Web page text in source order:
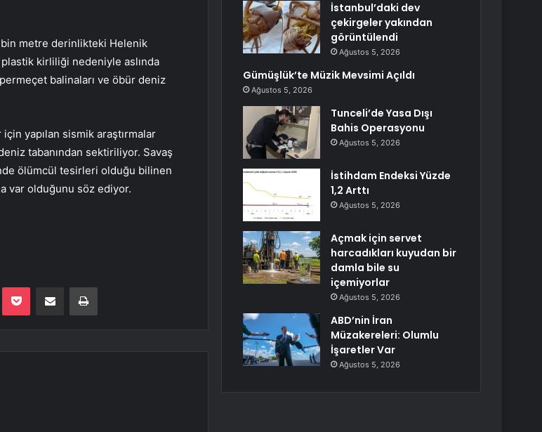
bin metre derinlikteki Helenik
plastik kirliliği nedeniyle aslında
balinaları ve öbür deniz
yapılan sismik araştırmalar
tabanından sektiriliyor. Savaş
ölümcül tesirleri olduğu bilinen
var olduğunu söz ediyor.
Pocket E-Posta ile paylaş Yazdır
İstanbul’daki dev
çekirgeler yakından
görüntülendi
Ağustos 5, 2026
Gümüşlük’te Müzik Mevsimi Açıldı
Ağustos 5, 2026
Tunceli’de Yasa Dışı
Bahis Operasyonu
Ağustos 5, 2026
İstihdam Endeksi Yüzde
1,2 Arttı
Ağustos 5, 2026
Açmak için servet
harcadıkları kuyudan bir
damla bile su
içemiyorlar
Ağustos 5, 2026
ABD’nin İran
Müzakereleri: Olumlu
İşaretler Var
Ağustos 5, 2026